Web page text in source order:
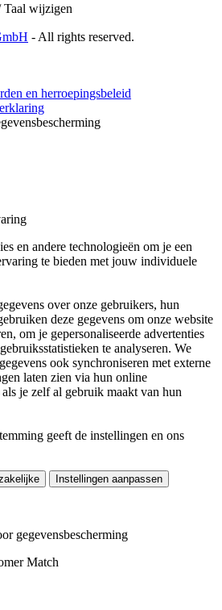
Taal wijzigen
- All rights reserved.
en herroepingsbeleid
en andere technologieën om je een
te bieden met jouw individuele
over onze gebruikers, hun
deze gegevens om onze website
om je gepersonaliseerde advertenties
te analyseren. We
ook synchroniseren met externe
laten zien via hun online
je zelf al gebruik maakt van hun
geeft de instellingen en ons
Instellingen aanpassen
gegevensbescherming
Match